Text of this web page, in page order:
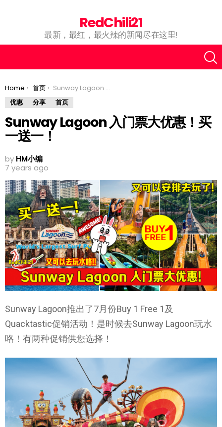
RedChili21
最新，最红，最火辣的新闻尽在这里!
You are here:
Home 首页
Sunway Lagoon 入门票大优惠！买一送一！
优惠
分享 首页
Sunway Lagoon 入门票大优惠！买
一送一！
by HM小编
7 years ago
Sunway Lagoon推出了7月份Buy 1 Free 1及
Quacktastic促销活动！是时候去Sunway Lagoon玩水
咯！有两种促销供您选择！